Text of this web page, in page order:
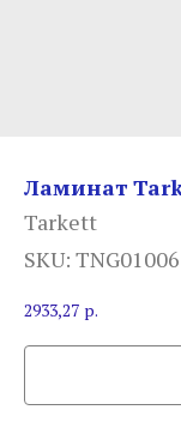
Ламинат
Tarkett
SKU: TNG01006
2933,27 р.